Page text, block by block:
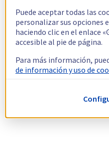
Puede aceptar todas las
personalizar sus opciones
haciendo clic en el enlace
accesible al pie de página.
Para más información,
de información y uso de